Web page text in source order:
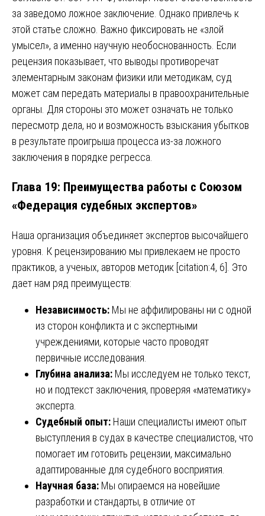
за заведомо ложное заключение. Однако привлечь к
этой статье сложно. Важно фиксировать не «злой
умысел», а именно научную необоснованность. Если
рецензия показывает, что выводы противоречат
элементарным законам физики или методикам, суд
может сам передать материалы в правоохранительные
органы. Для стороны это может означать не только
пересмотр дела, но и возможность взыскания убытков
в результате проигрыша процесса из-за ложного
заключения в порядке регресса.
Глава 19: Преимущества работы с Союзом
«Федерация судебных экспертов»
Наша организация объединяет экспертов высочайшего
уровня. К рецензированию мы привлекаем не просто
практиков, а ученых, авторов методик [citation:4, 6]. Это
дает нам ряд преимуществ:
Независимость: Мы не аффилированы ни с одной
из сторон конфликта и с экспертными
учреждениями, которые часто проводят
первичные исследования.
Глубина анализа: Мы исследуем не только текст,
но и подтекст заключения, проверяя «математику»
эксперта.
Судебный опыт: Наши специалисты имеют опыт
выступления в судах в качестве специалистов, что
помогает им готовить рецензии, максимально
адаптированные для судебного восприятия.
Научная база: Мы опираемся на новейшие
разработки и стандарты, в отличие от